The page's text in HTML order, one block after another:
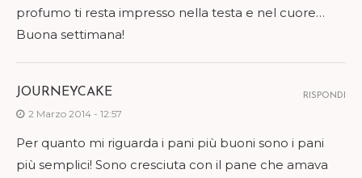
profumo ti resta impresso nella testa e nel cuore…
Buona settimana!
JOURNEYCAKE
2 Marzo 2014 - 12:57
Per quanto mi riguarda i pani più buoni sono i pani
più semplici! Sono cresciuta con il pane che amava
RISPONDI